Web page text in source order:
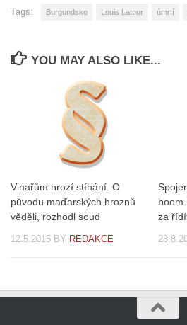
Tags: Burgundsko Louis Latour úmrtí
YOU MAY ALSO LIKE...
Vinařům hrozí stíhání. O
původu maďarských hroznů
věděli, rozhodl soud
12.5.2015 BY REDAKCE
za